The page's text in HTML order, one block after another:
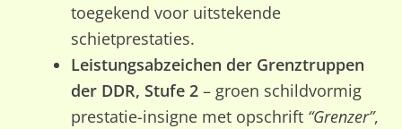
toegekend voor uitstekende
schietprestaties.
Leistungsabzeichen der Grenztruppen
der DDR, Stufe 2 – groen schildvormig
prestatie-insigne met opschrift “Grenzer”,